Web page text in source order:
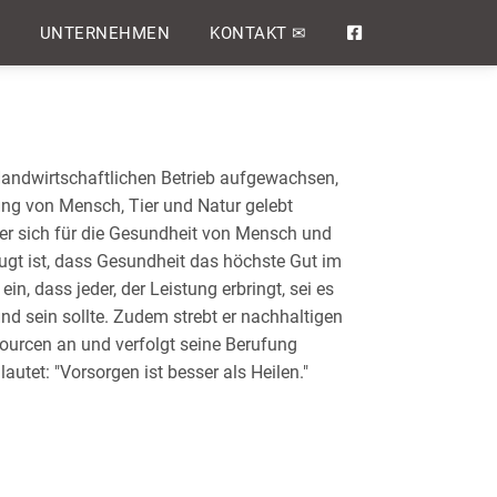
UNTERNEHMEN KONTAKT ✉
Betrieb aufgewachsen,
von Mensch, Tier und Natur gelebt
sich für die Gesundheit von Mensch und
ist, dass Gesundheit das höchste Gut im
dass jeder, der Leistung erbringt, sei es
sein sollte. Zudem strebt er nachhaltigen
an und verfolgt seine Berufung
"Vorsorgen ist besser als Heilen."